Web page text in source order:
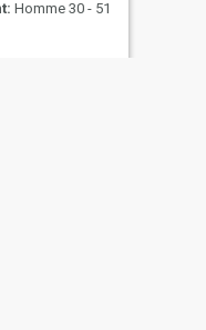
Homme 30 - 51